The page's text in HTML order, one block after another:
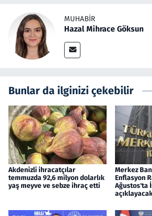
MUHABIR
Hazal Mihrace Göksun
Bunlar da ilginizi çekebilir
Akdenizli ihracatçılar
temmuzda 92,6 milyon dolarlık
yaş meyve ve sebze ihraç etti
Merkez
Enflasyon
Ağustos'ta